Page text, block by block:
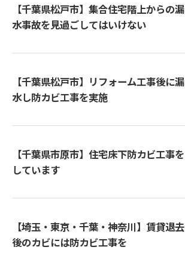
【千葉県松戸市】集合住宅階上からの漏
水事故を見過ごしてはいけない
【千葉県松戸市】リフォーム工事後に漏
水し防カビ工事を実施
【千葉県市原市】住宅床下防カビ工事を
しています
【埼玉・東京・千葉・神奈川】賃貸退去
後のカビには防カビ工事を